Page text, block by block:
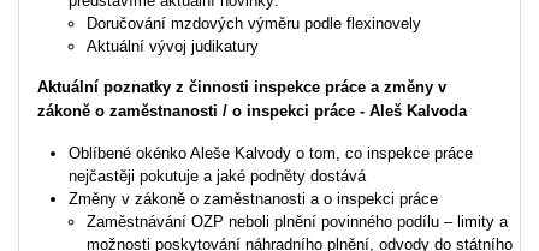
Doručování mzdových výměru podle flexinovely
Aktuální vývoj judikatury
Aktuální poznatky z činnosti inspekce práce a změny v
zákoně o zaměstnanosti / o inspekci práce - Aleš Kalvoda
Oblíbené okénko Aleše Kalvody o tom, co inspekce práce
nejčastěji pokutuje a jaké podněty dostává
Změny v zákoně o zaměstnanosti a o inspekci práce
Zaměstnávání OZP neboli plnění povinného podílu – limity a
možnosti poskytování náhradního plnění, odvody do státního